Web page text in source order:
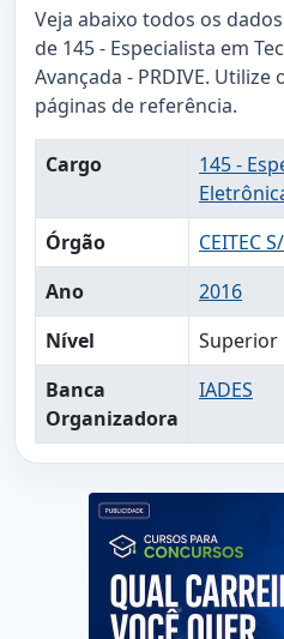
Veja abaixo todos os
de 145 - Especialista em
Avançada - PRDIVE.
páginas de referência.
Cargo
145 -
Órgão
CEITEC
Ano
2016
Nível
Superior
Banca
Organizadora
IADES